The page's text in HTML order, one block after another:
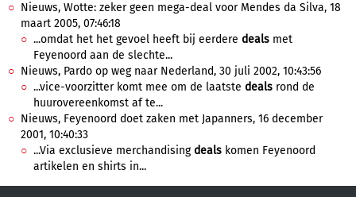
Nieuws, Wotte: zeker geen mega-deal voor Mendes da Silva, 18
maart 2005, 07:46:18
...omdat het het gevoel heeft bij eerdere deals met
Feyenoord aan de slechte...
Nieuws, Pardo op weg naar Nederland, 30 juli 2002, 10:43:56
...vice-voorzitter komt mee om de laatste deals rond de
huurovereenkomst af te...
Nieuws, Feyenoord doet zaken met Japanners, 16 december
2001, 10:40:33
...Via exclusieve merchandisingdeals komen Feyenoord
artikelen en shirts in...